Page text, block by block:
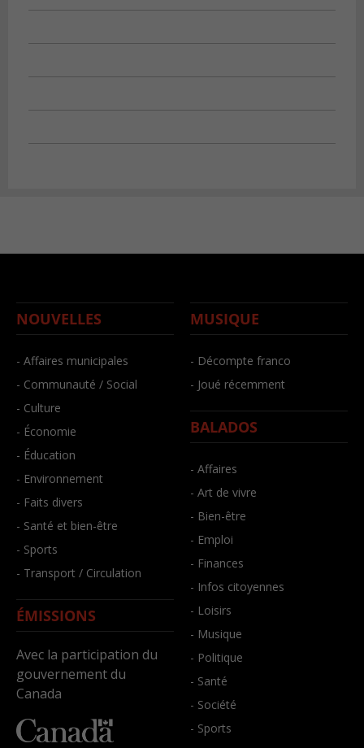
NOUVELLES
- Affaires municipales
- Communauté / Social
- Culture
- Économie
- Éducation
- Environnement
- Faits divers
- Santé et bien-être
- Sports
- Transport / Circulation
ÉMISSIONS
Avec la participation du
gouvernement du
Canada
MUSIQUE
- Décompte franco
- Joué récemment
BALADOS
- Affaires
- Art de vivre
- Bien-être
- Emploi
- Finances
- Infos citoyennes
- Loisirs
- Musique
- Politique
- Santé
- Société
- Sports